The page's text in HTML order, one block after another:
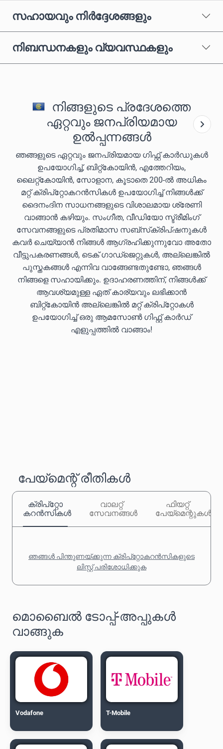
സഹായവും നിർദ്ദേശങ്ങളും
നിബന്ധനകളും വ്യവസ്ഥകളും
നിങ്ങളുടെ പ്രദേശത്തെ
ഏറ്റവും ജനപ്രിയമായ
ഉൽപ്പന്നങ്ങൾ
ഞങ്ങളുടെ ഏറ്റവും ജനപ്രിയമായ ഗിഫ്റ്റ് കാർഡുകൾ
ഉപയോഗിച്ച്, ബിറ്റ്കോയിൻ, എത്തേറിയം,
ലൈറ്റ്കോയിൻ, സോളാന, കൂടാതെ 200-ൽ അധികം
മറ്റ് ക്രിപ്‌റ്റോകറൻസികൾ ഉപയോഗിച്ച് നിങ്ങൾക്ക്
ദൈനംദിന സാധനങ്ങളുടെ വിശാലമായ ശ്രേണി
വാങ്ങാൻ കഴിയും. സംഗീത, വീഡിയോ സ്ട്രീമിംഗ്
സേവനങ്ങളുടെ പ്രതിമാസ സബ്‌സ്‌ക്രിപ്‌ഷനുകൾ
കവർ ചെയ്യാൻ നിങ്ങൾ ആഗ്രഹിക്കുന്നുവോ അതോ
വീട്ടുപകരണങ്ങൾ, ടെക് ഗാഡ്‌ജെറ്റുകൾ, അല്ലെങ്കിൽ
പുസ്തകങ്ങൾ എന്നിവ വാങ്ങേണ്ടതുണ്ടോ, ഞങ്ങൾ
നിങ്ങളെ സഹായിക്കും. ഉദാഹരണത്തിന്, നിങ്ങൾക്ക്
ആവശ്യമുള്ള ഏത് കാര്യവും ലഭിക്കാൻ
ബിറ്റ്കോയിൻ അല്ലെങ്കിൽ മറ്റ് ക്രിപ്‌റ്റോകൾ
ഉപയോഗിച്ച് ഒരു ആമസോൺ ഗിഫ്റ്റ് കാർഡ്
എളുപ്പത്തിൽ വാങ്ങാം!
പേയ്‌മെന്റ് രീതികൾ
ക്രിപ്‌റ്റോ
കറൻസികൾ
വാലറ്റ്
സേവനങ്ങൾ
ഫിയറ്റ്
പേയ്‌മെന്റുകൾ
ഞങ്ങൾ പിന്തുണയ്ക്കുന്ന ക്രിപ്‌റ്റോകറൻസികളുടെ
ലിസ്റ്റ് പരിശോധിക്കുക
മൊബൈൽ ടോപ്പ്-അപ്പുകൾ
വാങ്ങുക
Vodafone T-Mobile